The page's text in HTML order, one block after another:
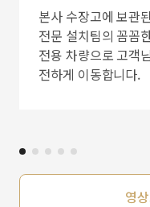
본사 수장고에 보관
전문 설치팀의 꼼꼼
전용 차량으로 고객
전하게 이동합니다.
영